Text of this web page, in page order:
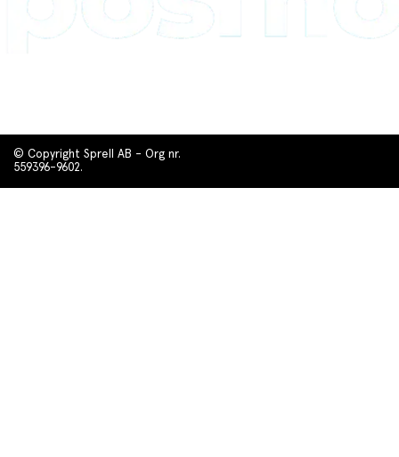
© Copyright Sprell AB - Org nr.
559396-9602.